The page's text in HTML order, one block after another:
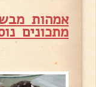
אמהות
מתכונים